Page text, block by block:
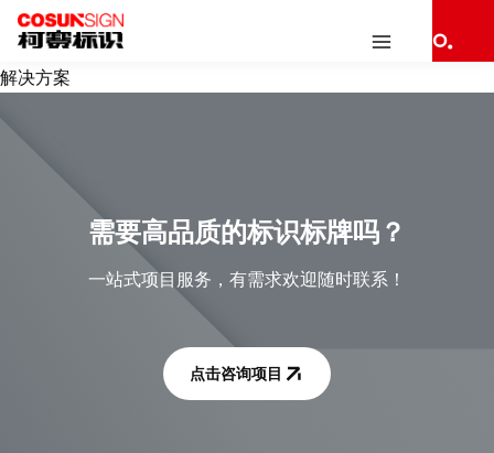
解决方案
需要高品质的标识标牌吗？
一站式项目服务，有需求欢迎随时联系！
点击咨询项目